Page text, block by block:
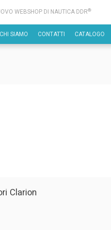
WEBSHOP DI NAUTICA DDR®
CHI SIAMO CONTATTI CATALOGO
Clarion